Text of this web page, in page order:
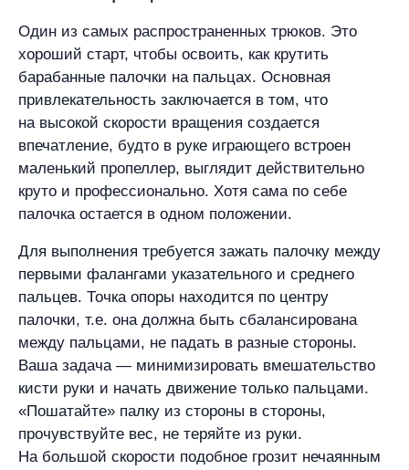
Один из самых распространенных трюков. Это
хороший старт, чтобы освоить, как крутить
барабанные палочки на пальцах. Основная
привлекательность заключается в том, что
на высокой скорости вращения создается
впечатление, будто в руке играющего встроен
маленький пропеллер, выглядит действительно
круто и профессионально. Хотя сама по себе
палочка остается в одном положении.
Для выполнения требуется зажать палочку между
первыми фалангами указательного и среднего
пальцев. Точка опоры находится по центру
палочки, т.е. она должна быть сбалансирована
между пальцами, не падать в разные стороны.
Ваша задача — минимизировать вмешательство
кисти руки и начать движение только пальцами.
«Пошатайте» палку из стороны в стороны,
прочувствуйте вес, не теряйте из руки.
На большой скорости подобное грозит нечаянным